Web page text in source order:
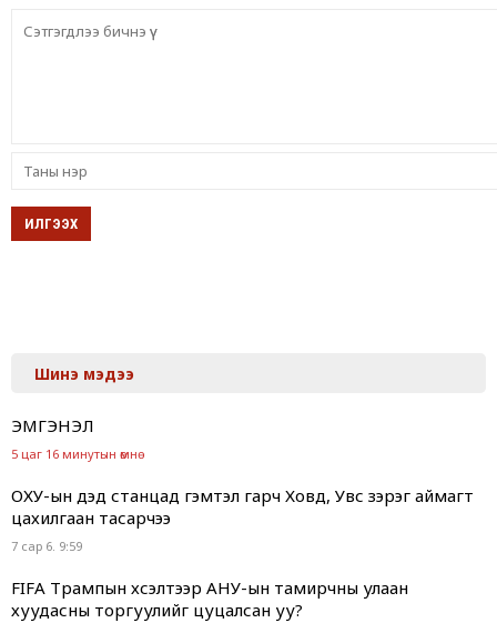
Шинэ мэдээ
ЭМГЭНЭЛ
5 цаг 16 минутын өмнө
ОХУ-ын дэд станцад гэмтэл гарч Ховд, Увс зэрэг аймагт
цахилгаан тасарчээ
7 сар 6. 9:59
FIFA Трампын хүсэлтээр АНУ-ын тамирчны улаан
хуудасны торгуулийг цуцалсан уу?